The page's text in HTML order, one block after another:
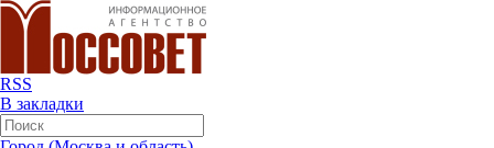
RSS
В закладки